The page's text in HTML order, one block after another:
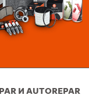
И AUTOREPAR